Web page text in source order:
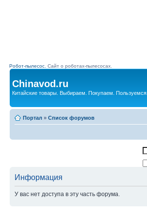
Робот-пылесос. Сайт о роботах-пылесосах.
Chinavod.ru
Китайские товары. Выбираем. Покупаем. Пользуемся.
Портал » Список форумов
Информация
У вас нет доступа в эту часть форума.